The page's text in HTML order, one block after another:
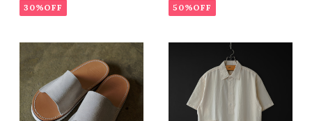
30%OFF 50%OFF